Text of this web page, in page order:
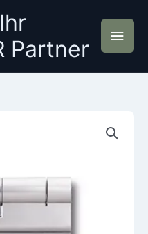
Partner